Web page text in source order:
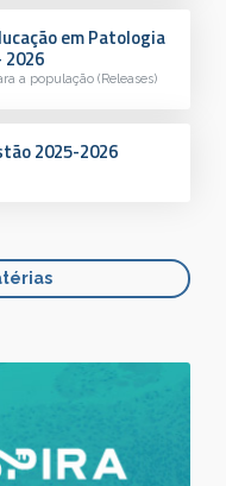
em Patologia
2026
a população (Releases)
2025-2026